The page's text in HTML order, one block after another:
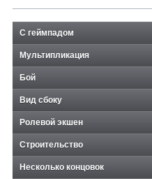
С геймпадом
Мультипликация
Бой
Вид сбоку
Ролевой экшен
Строительство
Несколько концовок